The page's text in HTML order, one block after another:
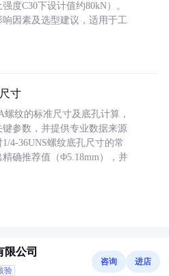
度C30下设计值约80kN）。
因素及选型建议，适用于工
寸
纹的标准尺寸及底孔计算，
参数，并提供专业数据来源
4-36UNS螺纹底孔尺寸的常
确推荐值（Φ5.18mm），并
限公司
验
咨询 进店